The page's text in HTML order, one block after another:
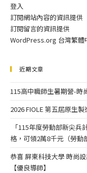
登入
訂閱網站內容的資訊提供
訂閱留言的資訊提供
WordPress.org 台灣繁體
近期文章
115高中職師生暑期營-時
2026 FIOLE 第五屆原生
「115年度勞動部新尖
格，可領2萬8千元（勞動
恭喜 屏東科技大學 時尚
【優良導師】